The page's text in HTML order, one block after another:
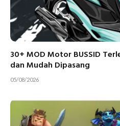
30+ MOD Motor BUSSID
dan Mudah Dipasang
05/08/2026